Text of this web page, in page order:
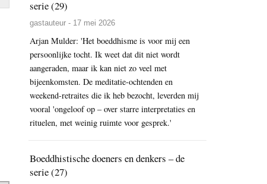
serie (29)
gastauteur - 17 mei 2026
Arjan Mulder: 'Het boeddhisme is voor mij een
persoonlijke tocht. Ik weet dat dit niet wordt
aangeraden, maar ik kan niet zo veel met
bijeenkomsten. De meditatie-ochtenden en
weekend-retraites die ik heb bezocht, leverden mij
vooral 'ongeloof op – over starre interpretaties en
rituelen, met weinig ruimte voor gesprek.'
Boeddhistische doeners en denkers – de
serie (27)